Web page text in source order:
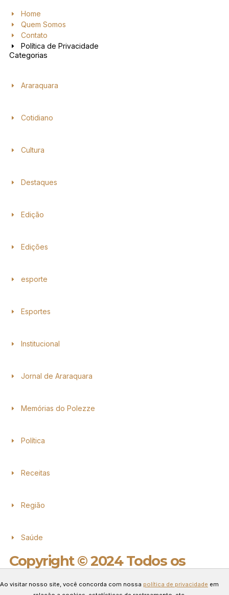
Home
Quem Somos
Contato
Política de Privacidade
Categorias
Araraquara
Cotidiano
Cultura
Destaques
Edição
Edições
esporte
Esportes
Institucional
Jornal de Araraquara
Memórias do Polezze
Política
Receitas
Região
Saúde
Copyright © 2024 Todos os
Desenvolvido por Connect Web
Ao visitar nosso site, você concorda com nossa política de privacidade em